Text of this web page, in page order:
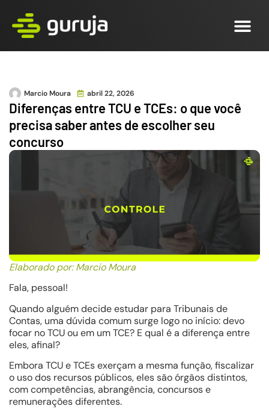
Marcio Moura abril 22, 2026
Diferenças entre TCU e TCEs: o que você
precisa saber antes de escolher seu
concurso
Elaborado por: Marcio Moura
Fala, pessoal!
Quando alguém decide estudar para Tribunais de
Contas, uma dúvida comum surge logo no início: devo
focar no TCU ou em um TCE? E qual é a diferença entre
eles, afinal?
Embora TCU e TCEs exerçam a mesma função, fiscalizar
o uso dos recursos públicos, eles são órgãos distintos,
com competências, abrangência, concursos e
remunerações diferentes.